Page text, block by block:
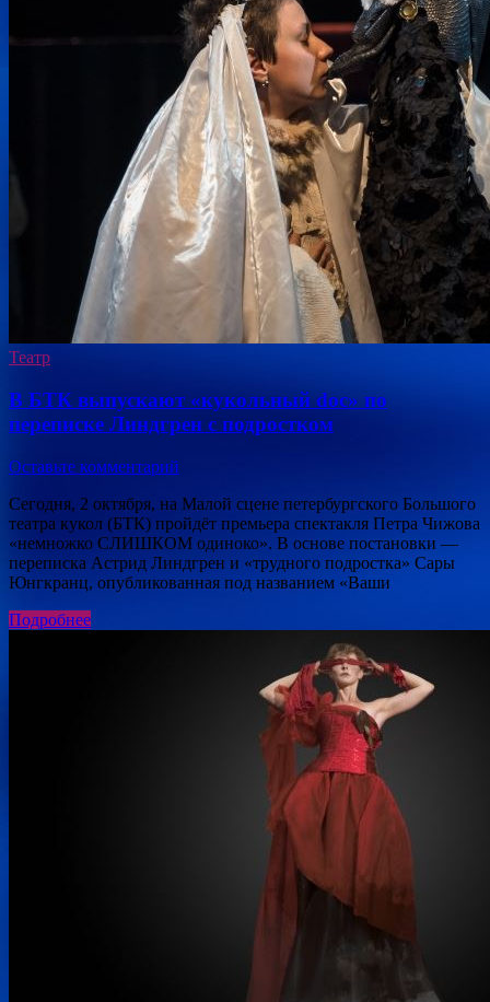
Театр
В БТК выпускают «кукольный doc» по
переписке Линдгрен с подростком
Оставьте комментарий
Сегодня, 2 октября, на Малой сцене петербургского Большого
театра кукол (БТК) пройдёт премьера спектакля Петра Чижова
«немножко СЛИШКОМ одиноко». В основе постановки —
переписка Астрид Линдгрен и «трудного подростка» Сары
Юнгкранц, опубликованная под названием «Ваши
Подробнее